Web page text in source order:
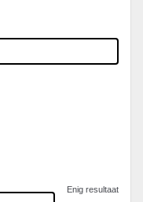
Enig resultaat